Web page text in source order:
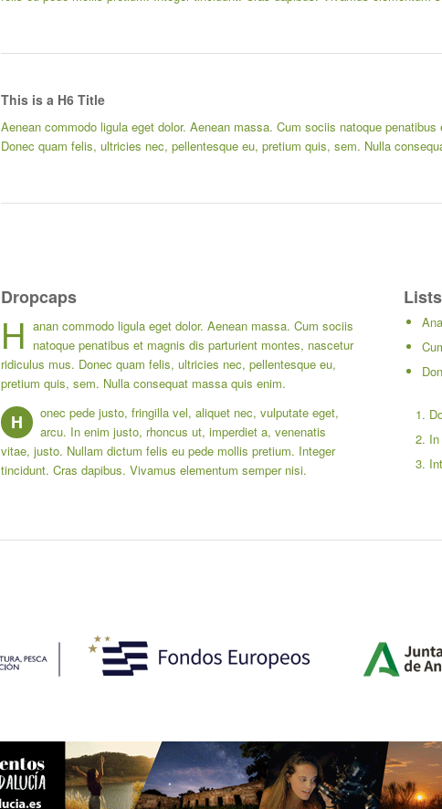
This is a H6 Title
Aenean commodo ligula eget dolor. Aenean massa. Cum sociis natoque
Donec quam felis, ultricies nec, pellentesque eu, pretium quis, sem. Nulla
Dropcaps
H anan commodo ligula eget dolor. Aenean massa. Cum sociis
natoque penatibus et magnis dis parturient montes, nascetur
ridiculus mus. Donec quam felis, ultricies nec, pellentesque eu,
pretium quis, sem. Nulla consequat massa quis enim.
H
onec pede justo, fringilla vel, aliquet nec, vulputate eget,
arcu. In enim justo, rhoncus ut, imperdiet a, venenatis
vitae, justo. Nullam dictum felis eu pede mollis pretium. Integer
tincidunt. Cras dapibus. Vivamus elementum semper nisi.
Lists